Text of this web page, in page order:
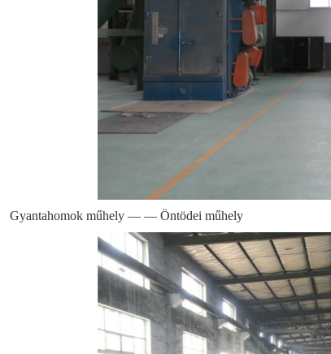
Gyantahomok műhely — — Öntödei műhely